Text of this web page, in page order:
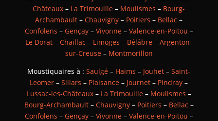
Châteaux – La Trimouille – Moulismes – Bourg-
Archambault –Chauvigny – Poitiers – Bellac –
Confolens – Gençay– Vivonne– Valence-en-Poitou –
Le Dorat –Chaillac – Limoges – Bélâbre –Argenton-
sur-Creuse– Montmorillon
Moustiquaires à :Saulgé – Haims – Jouhet –Saint-
Leomer –Sillars – Plaisance – Journet – Pindray –
Lussac-les-Châteaux– La Trimouille– Moulismes –
Bourg-Archambault– Chauvigny– Poitiers – Bellac –
Confolens – Gençay– Vivonne– Valence-en-Poitou –